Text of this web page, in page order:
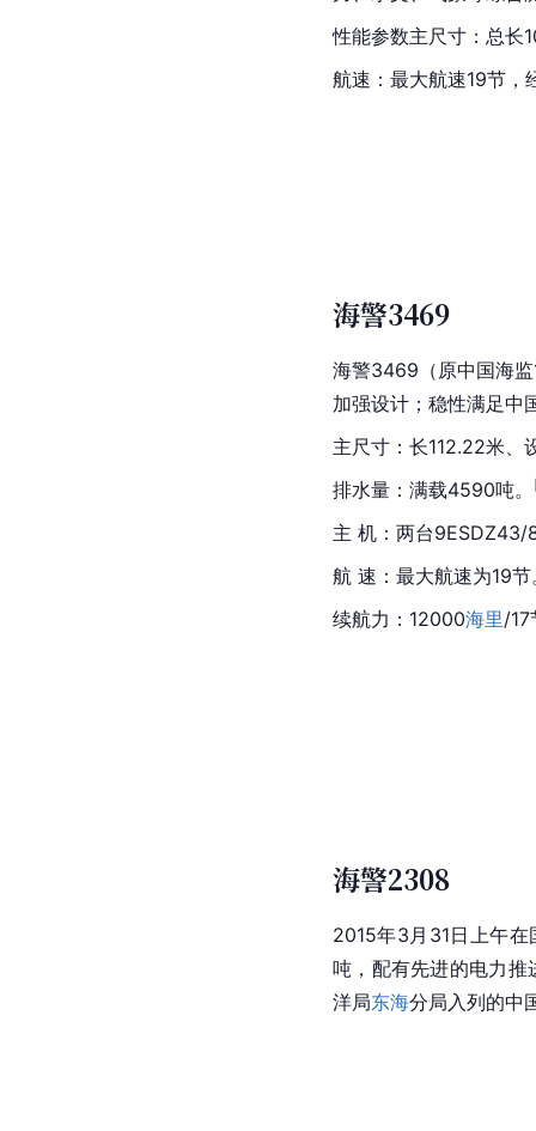
性能参数主尺寸：总长
航速：最大航速19节
海警3469
海警3469（原中国海
加强设计；稳性满足中
主尺寸：长112.22米、
排水量：满载4590吨。
主 机：两台9ESDZ43/
航 速：最大航速为19节
续航力：12000海里/17
海警2308
2015年3月31日上午
吨，配有先进的电力
洋局东海分局入列的中